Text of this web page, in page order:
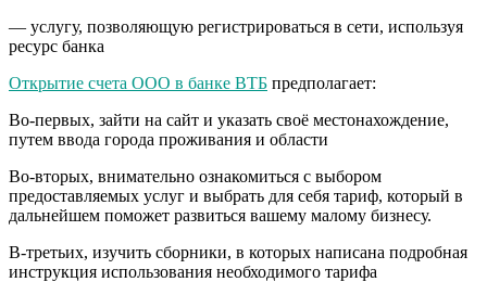
— услугу, позволяющую регистрироваться в сети, используя
ресурс банка
Открытие счета ООО в банке ВТБ предполагает:
Во-первых, зайти на сайт и указать своё местонахождение,
путем ввода города проживания и области
Во-вторых, внимательно ознакомиться с выбором
предоставляемых услуг и выбрать для себя тариф, который в
дальнейшем поможет развиться вашему малому бизнесу.
В-третьих, изучить сборники, в которых написана подробная
инструкция использования необходимого тарифа